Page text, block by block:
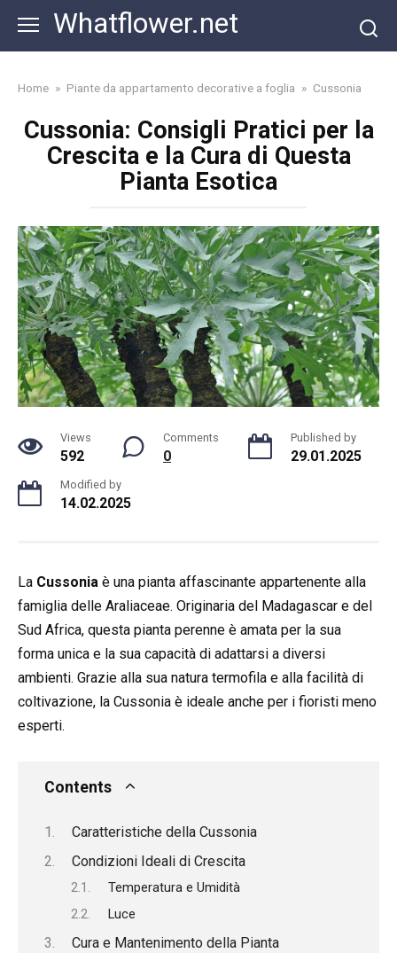
content
Whatflower.net
Home » Piante da appartamento decorative a foglia » Cussonia
Cussonia: Consigli Pratici per la
Crescita e la Cura di Questa
Pianta Esotica
Views
592
Comments
0
Published by
29.01.2025
Modified by
14.02.2025
La Cussonia è una pianta affascinante appartenente alla
famiglia delle Araliaceae. Originaria del Madagascar e del
Sud Africa, questa pianta perenne è amata per la sua
forma unica e la sua capacità di adattarsi a diversi
ambienti. Grazie alla sua natura termofila e alla facilità di
coltivazione, la Cussonia è ideale anche per i fioristi meno
esperti.
Contents
Caratteristiche della Cussonia
Condizioni Ideali di Crescita
Temperatura e Umidità
Luce
Cura e Mantenimento della Pianta